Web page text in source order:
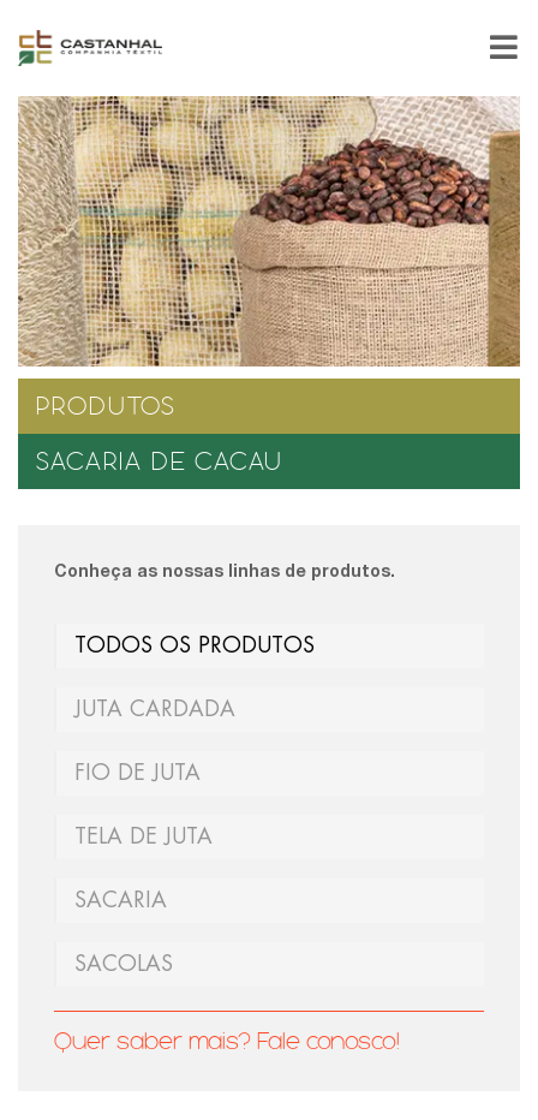
PRODUTOS
SACARIA DE CACAU
Conheça as nossas linhas de produtos.
TODOS OS PRODUTOS
JUTA CARDADA
FIO DE JUTA
TELA DE JUTA
SACARIA
SACOLAS
Quer saber mais? Fale conosco!